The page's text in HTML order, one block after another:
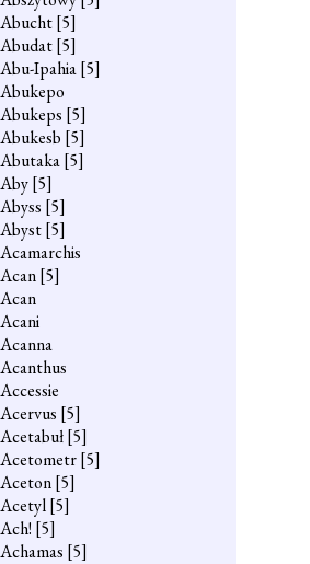
Abucht[5]
Abudat[5]
Abu-Ipahia[5]
Abukepo
Abukeps [5]
Abukesb [5]
Abutaka[5]
Aby[5]
Abyss [5]
Abyst[5]
Acamarchis
Acan[5]
Acan
Acani
Acanna
Acanthus
Accessie
Acervus [5]
Acetabuł[5]
Acetometr[5]
Aceton[5]
Acetyl[5]
Ach! [5]
Achamas [5]